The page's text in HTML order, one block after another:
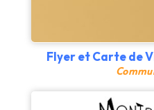
Flyer et Carte de